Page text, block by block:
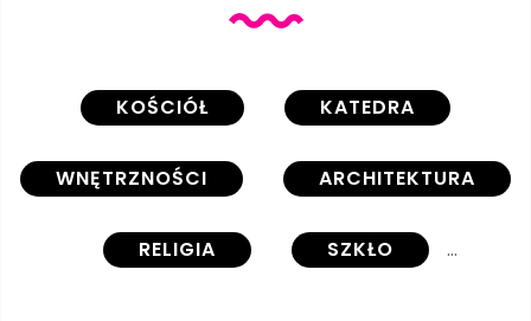
KOŚCIÓŁ KATEDRA
WNĘTRZNOŚCI ARCHITEKTURA
RELIGIA SZKŁO